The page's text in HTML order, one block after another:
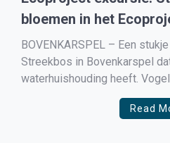
bloemen in het
BOVENKARSPEL – Een
Streekbos in Bovenkarspel
waterhuishouding heeft.
bijen, bomen, kikkers,
voor het oog. Hoe komt al dit
Read